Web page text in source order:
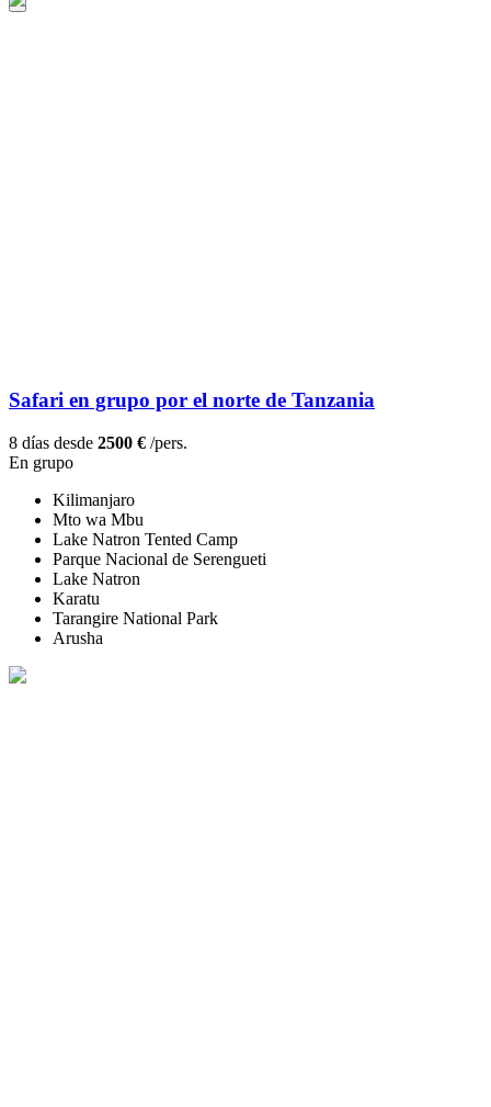
Safari en grupo por el norte de Tanzania
8 días desde 2500 € /pers.
En grupo
Kilimanjaro
Mto wa Mbu
Lake Natron Tented Camp
Parque Nacional de Serengueti
Lake Natron
Karatu
Tarangire National Park
Arusha